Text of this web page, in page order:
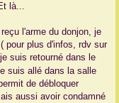
là...
l'arme du donjon, je
pour plus d'infos, rdv sur
suis retourné dans le
suis allé dans la salle
de débloquer
aussi avoir condamné